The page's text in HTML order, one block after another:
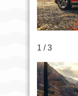
1 / 3